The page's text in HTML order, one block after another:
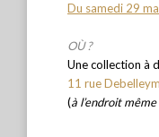
Du samedi 29
OÙ ?
Une collection à
11 rue
(à l’endroit